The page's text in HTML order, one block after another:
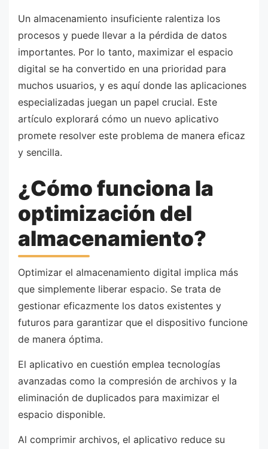
Un almacenamiento insuficiente ralentiza los
procesos y puede llevar a la pérdida de datos
importantes. Por lo tanto, maximizar el espacio
digital se ha convertido en una prioridad para
muchos usuarios, y es aquí donde las aplicaciones
especializadas juegan un papel crucial. Este
artículo explorará cómo un nuevo aplicativo
promete resolver este problema de manera eficaz
y sencilla.
¿Cómo funciona la
optimización del
almacenamiento?
Optimizar el almacenamiento digital implica más
que simplemente liberar espacio. Se trata de
gestionar eficazmente los datos existentes y
futuros para garantizar que el dispositivo funcione
de manera óptima.
El aplicativo en cuestión emplea tecnologías
avanzadas como la compresión de archivos y la
eliminación de duplicados para maximizar el
espacio disponible.
Al comprimir archivos, el aplicativo reduce su